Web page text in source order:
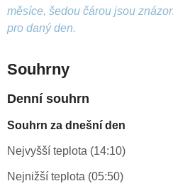
měsíce, šedou čárou jsou
pro daný den.
Souhrny
Denní souhrn
Souhrn za dnešní den
Nejvyšší teplota (14:10)
Nejnižší teplota (05:50)